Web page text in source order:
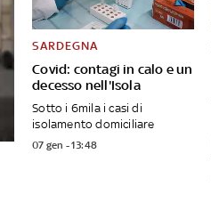
Covid: contagi in calo e un
decesso nell'Isola
SARDEGNA
Sotto i 6mila i casi di
isolamento domiciliare
07 gen - 13:48